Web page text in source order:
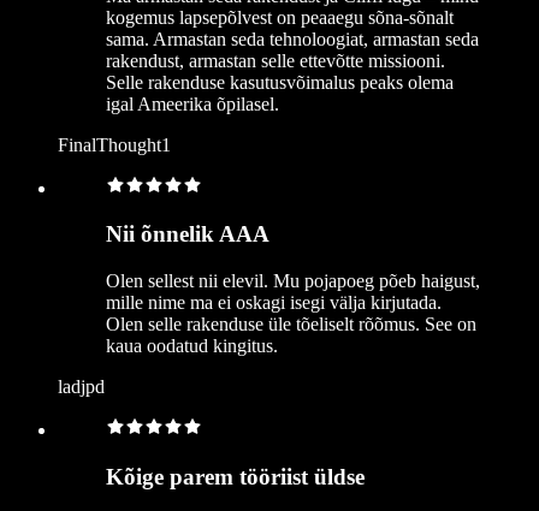
kogemus lapsepõlvest on peaaegu sõna-sõnalt
sama. Armastan seda tehnoloogiat, armastan seda
rakendust, armastan selle ettevõtte missiooni.
Selle rakenduse kasutusvõimalus peaks olema
igal Ameerika õpilasel.
FinalThought1
Nii õnnelik AAA
Olen sellest nii elevil. Mu pojapoeg põeb haigust,
mille nime ma ei oskagi isegi välja kirjutada.
Olen selle rakenduse üle tõeliselt rõõmus. See on
kaua oodatud kingitus.
ladjpd
Kõige parem tööriist üldse